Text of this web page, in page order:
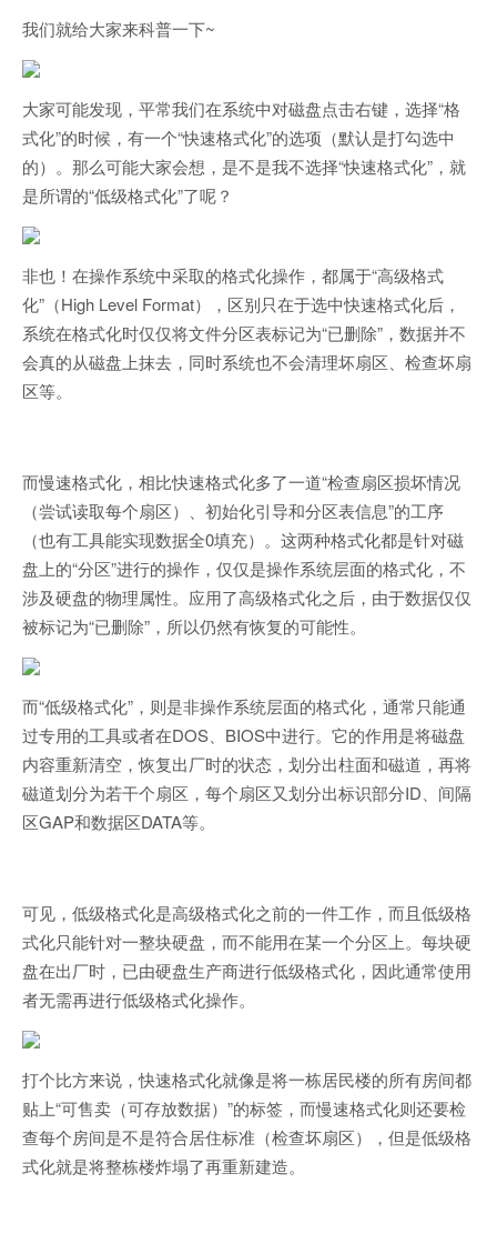
我们就给大家来科普一下~
大家可能发现，平常我们在系统中对磁盘点击右键，选择“格
式化”的时候，有一个“快速格式化”的选项（默认是打勾选中
的）。那么可能大家会想，是不是我不选择“快速格式化”，就
是所谓的“低级格式化”了呢？
非也！在操作系统中采取的格式化操作，都属于“高级格式
化”（High Level Format），区别只在于选中快速格式化后，
系统在格式化时仅仅将文件分区表标记为“已删除”，数据并不
会真的从磁盘上抹去，同时系统也不会清理坏扇区、检查坏扇
区等。
而慢速格式化，相比快速格式化多了一道“检查扇区损坏情况
（尝试读取每个扇区）、初始化引导和分区表信息”的工序
（也有工具能实现数据全0填充）。这两种格式化都是针对磁
盘上的“分区”进行的操作，仅仅是操作系统层面的格式化，不
涉及硬盘的物理属性。应用了高级格式化之后，由于数据仅仅
被标记为“已删除”，所以仍然有恢复的可能性。
而“低级格式化”，则是非操作系统层面的格式化，通常只能通
过专用的工具或者在DOS、BIOS中进行。它的作用是将磁盘
内容重新清空，恢复出厂时的状态，划分出柱面和磁道，再将
磁道划分为若干个扇区，每个扇区又划分出标识部分ID、间隔
区GAP和数据区DATA等。
可见，低级格式化是高级格式化之前的一件工作，而且低级格
式化只能针对一整块硬盘，而不能用在某一个分区上。每块硬
盘在出厂时，已由硬盘生产商进行低级格式化，因此通常使用
者无需再进行低级格式化操作。
打个比方来说，快速格式化就像是将一栋居民楼的所有房间都
贴上“可售卖（可存放数据）”的标签，而慢速格式化则还要检
查每个房间是不是符合居住标准（检查坏扇区），但是低级格
式化就是将整栋楼炸塌了再重新建造。